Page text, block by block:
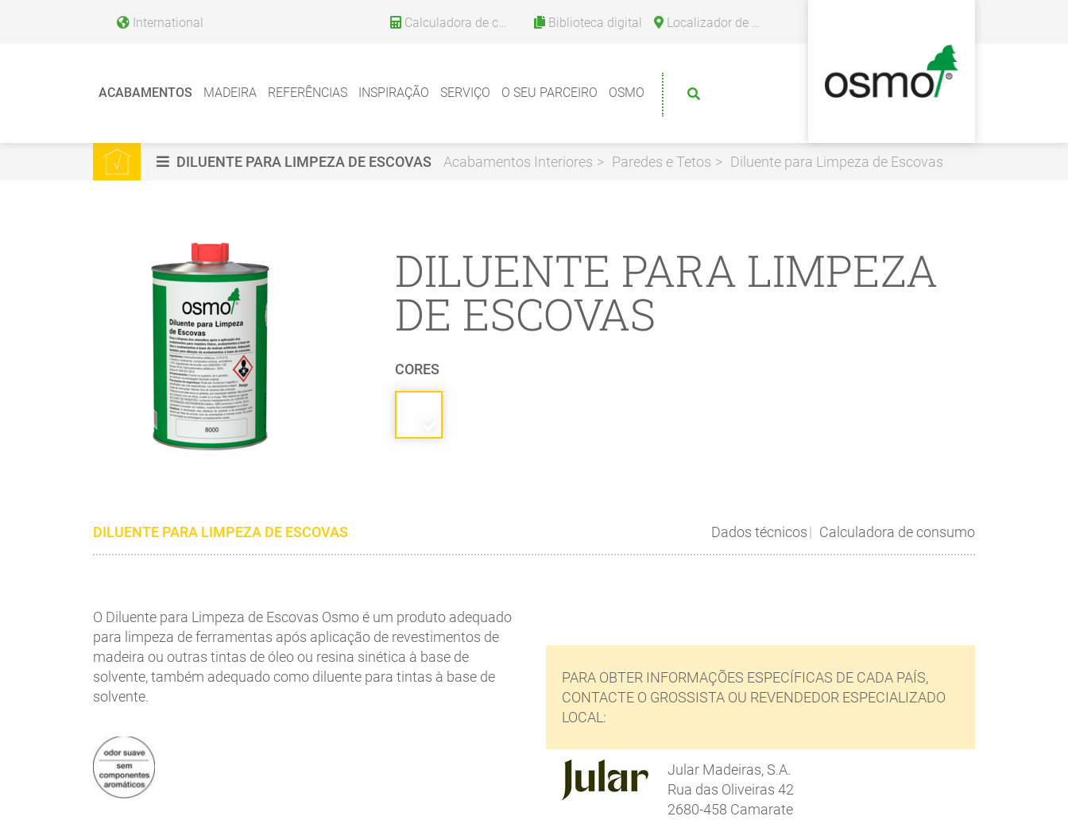
International Calculadora de consumo Biblioteca digital Localizador de distribuidores
ACABAMENTOS MADEIRA REFERÊNCIAS INSPIRAÇÃO SERVIÇO O SEU PARCEIRO OSMO
DILUENTE PARA LIMPEZA DE ESCOVAS Acabamentos Interiores Paredes e Tetos Diluente para Limpeza de Escovas
DILUENTE PARA LIMPEZA
DE ESCOVAS
CORES
DILUENTE PARA LIMPEZA DE ESCOVAS Dados técnicos Calculadora de consumo
O Diluente para Limpeza de Escovas Osmo é um produto adequado
para limpeza de ferramentas após aplicação de revestimentos de
madeira ou outras tintas de óleo ou resina sinética à base de
solvente, também adequado como diluente para tintas à base de
solvente.
PARA OBTER INFORMAÇÕES ESPECÍFICAS DE CADA PAÍS,
CONTACTE O GROSSISTA OU REVENDEDOR ESPECIALIZADO
LOCAL:
Jular Madeiras, S.A.
Rua das Oliveiras 42
2680-458 Camarate